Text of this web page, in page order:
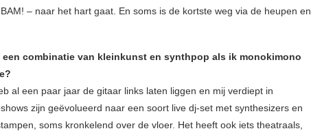
– naar het hart gaat. En soms is de kortste weg via de heupen en
een combinatie van kleinkunst en synthpop als ik monokimono
al een paar jaar de gitaar links laten liggen en mij verdiept in
zijn geëvolueerd naar een soort live dj-set met synthesizers en
soms kronkelend over de vloer. Het heeft ook iets theatraals,